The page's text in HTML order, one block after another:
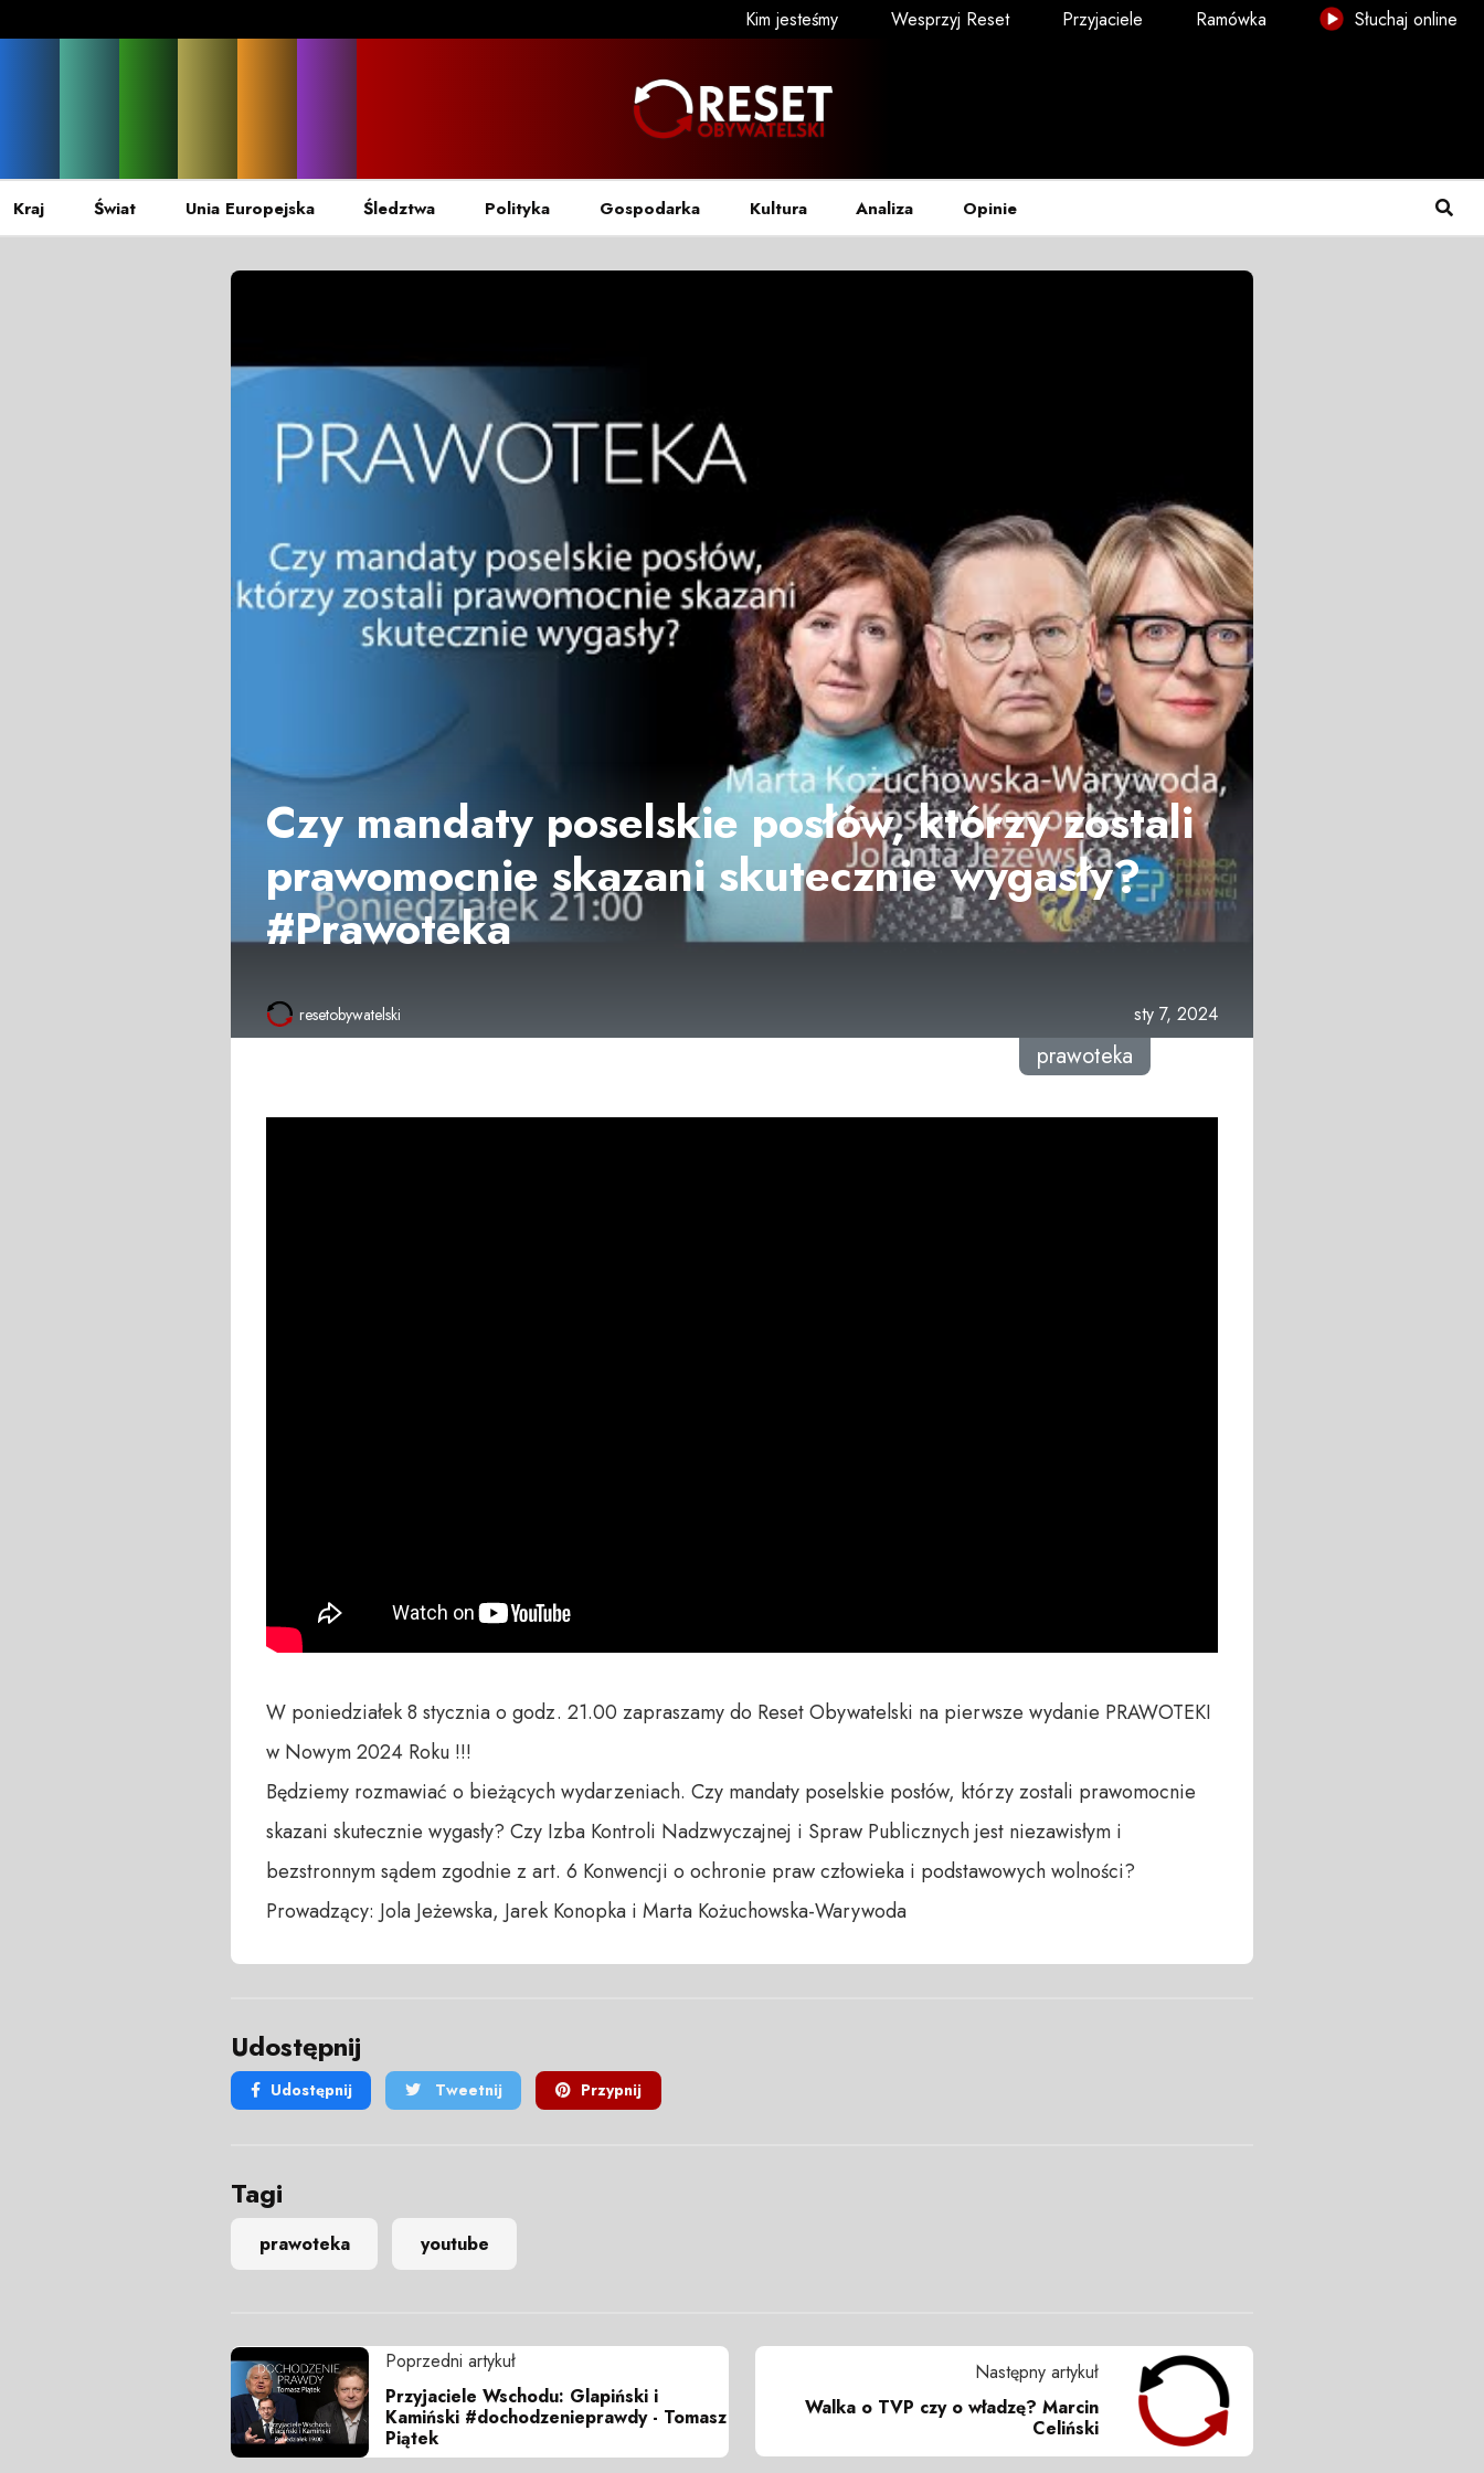
Kim jesteśmy Wesprzyj Reset Przyjaciele Ramówka Słuchaj online
Kraj Świat Unia Europejska Śledztwa Polityka Gospodarka Kultura Analiza Opinie
Czy mandaty poselskie posłów, którzy zostali
prawomocnie skazani skutecznie wygasły?
#Prawoteka
resetobywatelski sty 7, 2024
prawoteka
W poniedziałek 8 stycznia o godz. 21.00 zapraszamy do Reset Obywatelski na pierwsze wydanie PRAWOTEKI
w Nowym 2024 Roku !!!
Będziemy rozmawiać o bieżących wydarzeniach. Czy mandaty poselskie posłów, którzy zostali prawomocnie
skazani skutecznie wygasły? Czy Izba Kontroli Nadzwyczajnej i Spraw Publicznych jest niezawisłym i
bezstronnym sądem zgodnie z art. 6 Konwencji o ochronie praw człowieka i podstawowych wolności?
Prowadzący: Jola Jeżewska, Jarek Konopka i Marta Kożuchowska-Warywoda
Udostępnij
Udostępnij Tweetnij Przypnij
Tagi
prawoteka youtube
Poprzedni artykuł
Przyjaciele Wschodu: Glapiński i
Kamiński #dochodzenieprawdy - Tomasz
Piątek
Następny artykuł
Walka o TVP czy o władzę? Marcin
Celiński